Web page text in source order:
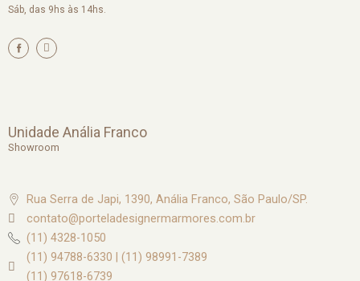
Sáb, das 9hs às 14hs.
I
n
s
m
Unidade Anália Franco
Showroom
Rua Serra de Japi, 1390, Anália Franco, São Paulo/SP.
contato@porteladesignermarmores.com.br
(11) 4328-1050
(11) 94788-6330 | (11) 98991-7389
(11) 97618-6739